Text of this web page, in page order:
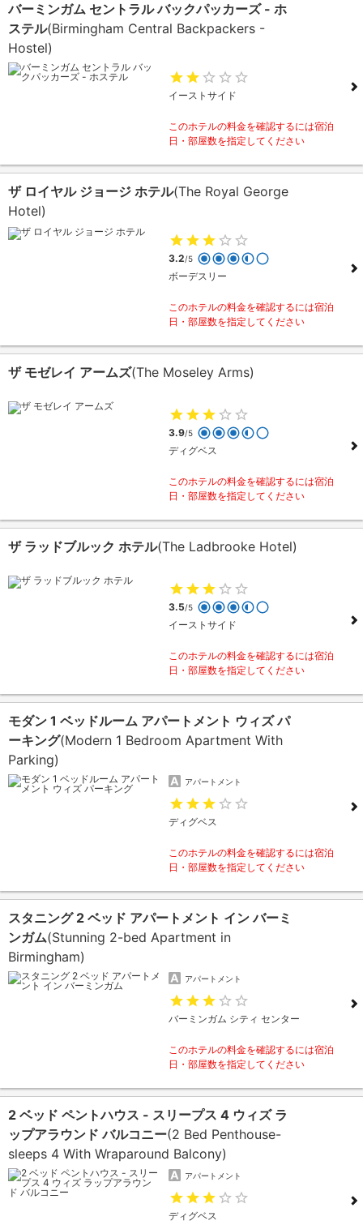
バーミンガム セントラル バックパッカーズ - ホ
ステル(Birmingham Central Backpackers -
Hostel)
イーストサイド
このホテルの料金を確認するには宿泊
日・部屋数を指定してください
ザ ロイヤル ジョージ ホテル(The Royal George
Hotel)
3.2/5
ボーデスリー
このホテルの料金を確認するには宿泊
日・部屋数を指定してください
ザ モゼレイ アームズ(The Moseley Arms)
3.9/5
ディグベス
このホテルの料金を確認するには宿泊
日・部屋数を指定してください
ザ ラッドブルック ホテル(The Ladbrooke Hotel)
3.5/5
イーストサイド
このホテルの料金を確認するには宿泊
日・部屋数を指定してください
モダン 1 ベッドルーム アパートメント ウィズ パ
ーキング(Modern 1 Bedroom Apartment With
Parking)
アパートメント
ディグベス
このホテルの料金を確認するには宿泊
日・部屋数を指定してください
スタニング 2 ベッド アパートメント イン バーミ
ンガム(Stunning 2-bed Apartment in
Birmingham)
アパートメント
バーミンガム シティ センター
このホテルの料金を確認するには宿泊
日・部屋数を指定してください
2 ベッド ペントハウス - スリープス 4 ウィズ ラ
ップアラウンド バルコニー(2 Bed Penthouse-
sleeps 4 With Wraparound Balcony)
アパートメント
ディグベス